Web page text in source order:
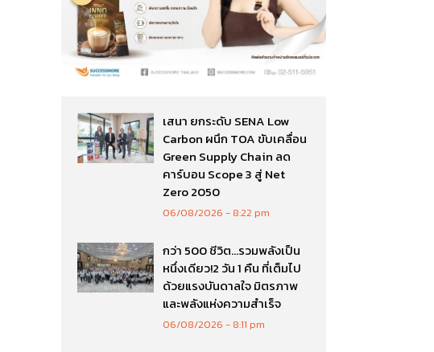
เสนา ยกระดับ SENA Low
Carbon ผนึก TOA ขับเคลื่อน
Green Supply Chain ลด
คาร์บอน Scope 3 สู่ Net
Zero 2050
06/08/2026 8:22 pm
กว่า 500 ชีวิต…รวมพลังเป็น
หนึ่งเดียว!2 วัน 1 คืน ที่เต็มไป
ด้วยแรงบันดาลใจ มิตรภาพ
และพลังแห่งความสำเร็จ
06/08/2026 8:11 pm